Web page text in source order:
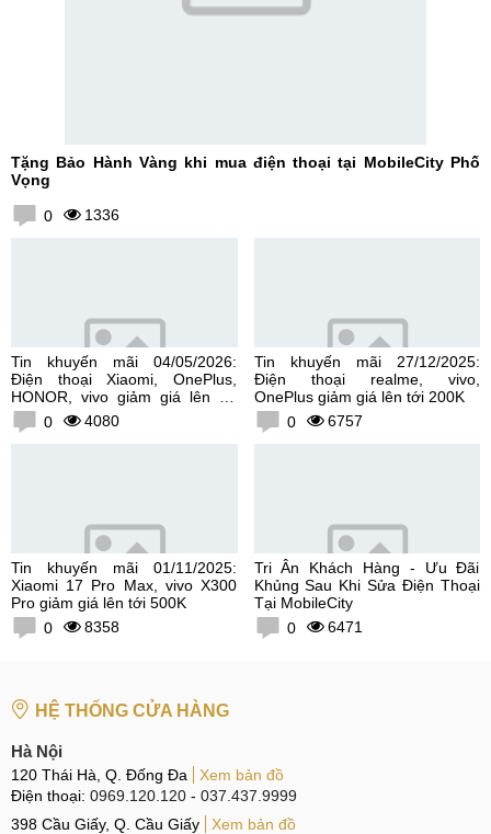
Tặng Bảo Hành Vàng khi mua điện thoại tại MobileCity Phố
Vọng
0 1336
Tin khuyến mãi 04/05/2026:
Điện thoại Xiaomi, OnePlus,
HONOR, vivo giảm giá lên tới
300K0 4080
Tin khuyến mãi 27/12/2025:
Điện thoại realme, vivo,
OnePlus giảm giá lên tới 200K
0
6757
Tin khuyến mãi 01/11/2025:
Xiaomi 17 Pro Max, vivo X300
Pro giảm giá lên tới 500K
0
8358
Tri Ân Khách Hàng - Ưu Đãi
Khủng Sau Khi Sửa Điện Thoại
Tại MobileCity
0
6471
HỆ THỐNG CỬA HÀNG
Hà Nội
120 Thái Hà, Q. Đống Đa
Xem bản đồ
Điện thoại: 0969.120.120 - 037.437.9999
398 Cầu Giấy, Q. Cầu Giấy
Xem bản đồ